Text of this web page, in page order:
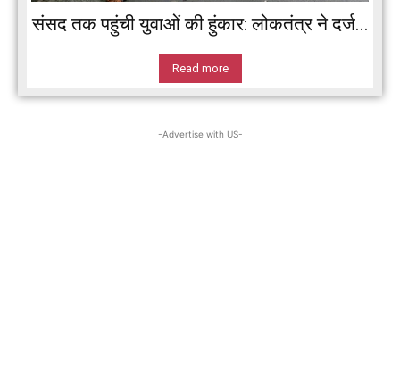
संसद तक पहुंची युवाओं की हुंकार: लोकतंत्र ने दर्ज...
Read more
-Advertise with US-